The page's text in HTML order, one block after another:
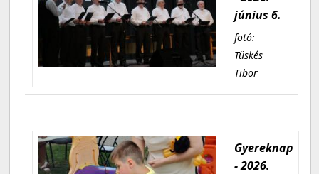
június 6.
fotó:
Tüskés
Tibor
Gyereknap
- 2026.